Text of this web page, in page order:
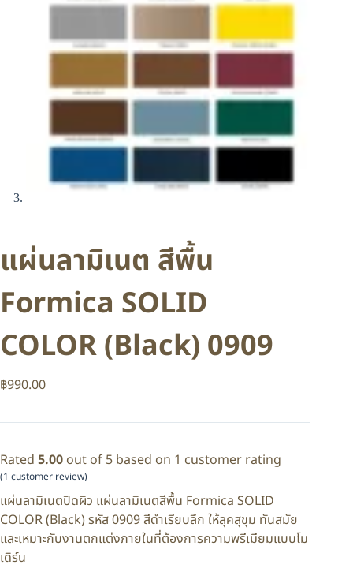
แผ่นลามิเนต สีพื้น
Formica SOLID
COLOR (Black) 0909
฿990.00
Rated 5.00 out of 5 based on 1 customer rating
(1 customer review)
แผ่นลามิเนตปิดผิว แผ่นลามิเนตสีพื้น Formica SOLID
COLOR (Black) รหัส 0909 สีดำเรียบลึก ให้ลุคสุขุม ทันสมัย
และเหมาะกับงานตกแต่งภายในที่ต้องการความพรีเมียมแบบโม
เดิร์น